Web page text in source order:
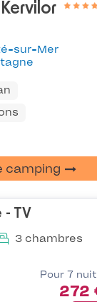
sur-Mer
camping
- TV
3 chambres
Pour 7
272